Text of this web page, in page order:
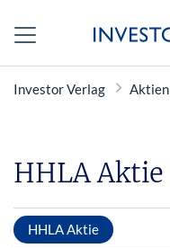
Investor Verlag Aktien
HHLA Aktie
HHLA Aktie